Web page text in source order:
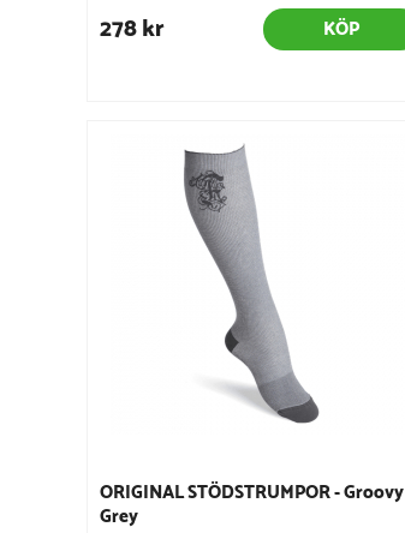
278 kr KÖP
ORIGINAL STÖDSTRUMPOR - Groovy
Grey